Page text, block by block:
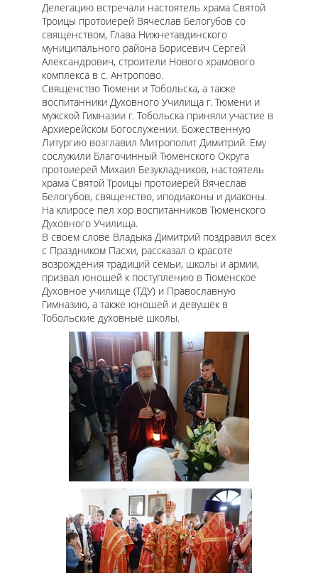
Делегацию встречали настоятель храма Святой
Троицы протоиерей Вячеслав Белогубов со
священством, Глава Нижнетавдинского
муниципального района Борисевич Сергей
Александрович, строители Нового храмового
комплекса в с. Антропово.
Священство Тюмени и Тобольска, а также
воспитанники Духовного Училища г. Тюмени и
мужской Гимназии г. Тобольска приняли участие в
Архиерейском Богослужении. Божественную
Литургию возглавил Митрополит Димитрий. Ему
сослужили Благочинный Тюменского Округа
протоиерей Михаил Безукладников, настоятель
храма Святой Троицы протоиерей Вячеслав
Белогубов, священство, иподиаконы и диаконы.
На клиросе пел хор воспитанников Тюменского
Духовного Училища.
В своем слове Владыка Димитрий поздравил всех
с Праздником Пасхи, рассказал о красоте
возрождения традиций семьи, школы и армии,
призвал юношей к поступлению в Тюменское
Духовное училище (ТДУ) и Православную
Гимназию, а также юношей и девушек в
Тобольские духовные школы.